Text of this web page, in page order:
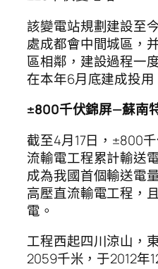
該變電站規劃建設至
處成都會中間城區，
區相鄰，建設過程一
在本年6月底建成投用
±800千伏錦屏—蘇南
截至4月17日，±800
流輸電工程累計輸送
成為我國首個輸送電
高壓直流輸電工程，
電。
工程西起四川涼山，
2059千米，于2012年